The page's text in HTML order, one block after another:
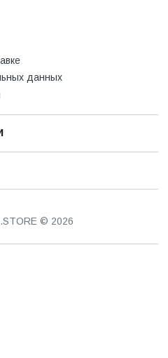
данных
© 2026